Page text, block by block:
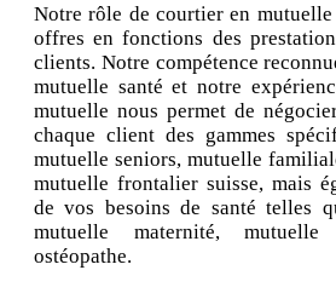
Notre rôle de courtier en mutuelle
offres en fonctions des
clients. Notre compétence
mutuelle santé et notre
mutuelle nous permet de
chaque client des gammes
mutuelle seniors, mutuelle
mutuelle frontalier suisse, mais
de vos besoins de santé telles
mutuelle maternité, mutuelle
ostéopathe.